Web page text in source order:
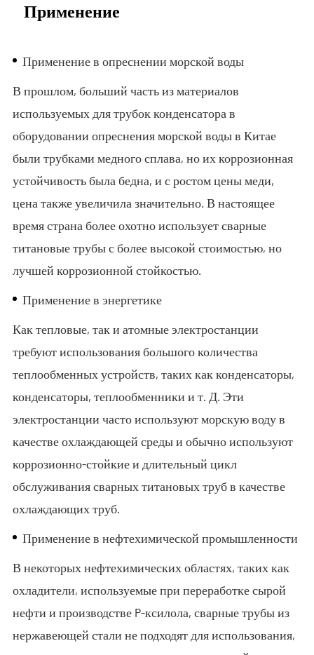
Применение
Применение в опреснении морской воды
В прошлом, больший часть из материалов
используемых для трубок конденсатора в
оборудовании опреснения морской воды в Китае
были трубками медного сплава, но их коррозионная
устойчивость была бедна, и с ростом цены меди,
цена также увеличила значительно. В настоящее
время страна более охотно использует сварные
титановые трубы с более высокой стоимостью, но
лучшей коррозионной стойкостью.
Применение в энергетике
Как тепловые, так и атомные электростанции
требуют использования большого количества
теплообменных устройств, таких как конденсаторы,
конденсаторы, теплообменники и т. Д. Эти
электростанции часто используют морскую воду в
качестве охлаждающей среды и обычно используют
коррозионно-стойкие и длительный цикл
обслуживания сварных титановых труб в качестве
охлаждающих труб.
Применение в нефтехимической промышленности
В некоторых нефтехимических областях, таких как
охладители, используемые при переработке сырой
нефти и производстве P-ксилола, сварные трубы из
нержавеющей стали не подходят для использования,